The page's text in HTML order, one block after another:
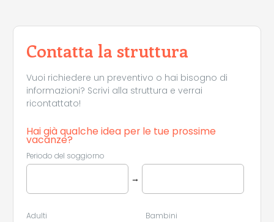
Contatta la struttura
Vuoi richiedere un preventivo o hai bisogno di
informazioni? Scrivi alla struttura e verrai
ricontattato!
Hai già qualche idea per le tue prossime
vacanze?
Periodo del soggiorno
→
Adulti Bambini